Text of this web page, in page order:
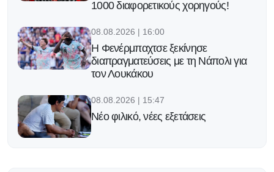
1000 διαφορετικούς χορηγούς!
08.08.2026 | 16:00
Η Φενέρμπαχτσε ξεκίνησε
διαπραγματεύσεις με τη Νάπολι για
τον Λουκάκου
08.08.2026 | 15:47
Νέο φιλικό, νέες εξετάσεις